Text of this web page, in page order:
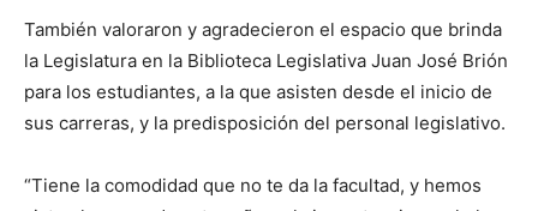
También valoraron y agradecieron el espacio que brinda
la Legislatura en la Biblioteca Legislativa Juan José Brión
para los estudiantes, a la que asisten desde el inicio de
sus carreras, y la predisposición del personal legislativo.
“Tiene la comodidad que no te da la facultad, y hemos